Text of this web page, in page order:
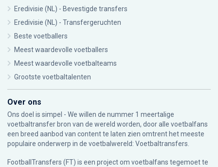
Eredivisie (NL) - Bevestigde transfers
Eredivisie (NL) - Transfergeruchten
Beste voetballers
Meest waardevolle voetballers
Meest waardevolle voetbalteams
Grootste voetbaltalenten
Over ons
Ons doel is simpel - We willen de nummer 1 meertalige
voetbaltransfer bron van de wereld worden, door alle voetbalfans
een breed aanbod van content te laten zien omtrent het meeste
populaire onderwerp in de voetbalwereld: Voetbaltransfers.
FootballTransfers (FT) is een project om voetbalfans tegemoet te